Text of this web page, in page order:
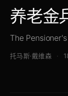
养老金
The
托马斯·戴维森